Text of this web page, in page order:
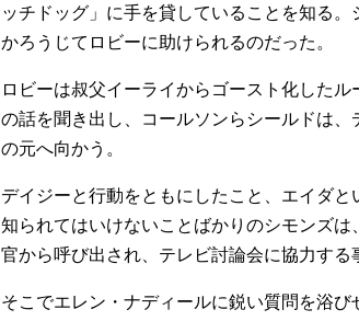
ッチドッグ」に手を貸していることを知る
かろうじてロビーに助けられるのだった。
ロビーは叔父イーライからゴースト化した
の話を聞き出し、コールソンらシールドは
の元へ向かう。
デイジーと行動をともにしたこと、エイダ
知られてはいけないことばかりのシモンズ
官から呼び出され、テレビ討論会に協力する
そこでエレン・ナディールに鋭い質問を浴